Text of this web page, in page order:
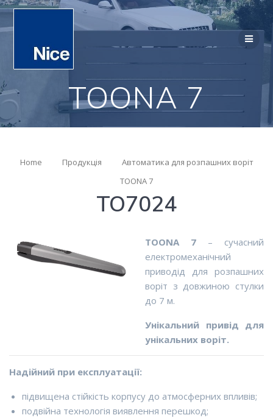
TOONA 7
Home Продукція
Автоматика для розпашних воріт
TOONA 7
TO7024
TOONA 7 – сучасний
електромеханічний
приводід для розпашних
воріт з довжиною стулки
до 7 м.
Унікальний привід для
унікальних воріт.
Надійний при експлуатації:
підвищена стійкість корпусу до атмосферних впливів;
подвійна технологія виявлення перешкод;